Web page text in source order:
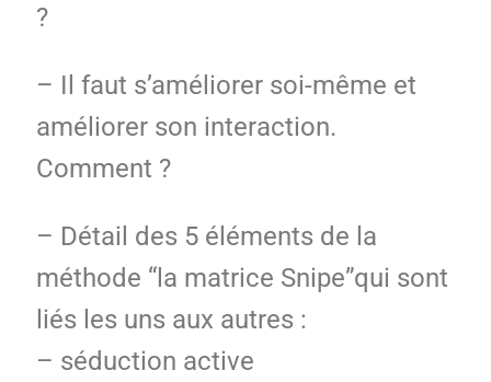
?
– Il faut s’améliorer soi-même et
améliorer son interaction.
Comment ?
– Détail des 5 éléments de la
méthode “la matrice Snipe”qui sont
liés les uns aux autres :
– séduction active